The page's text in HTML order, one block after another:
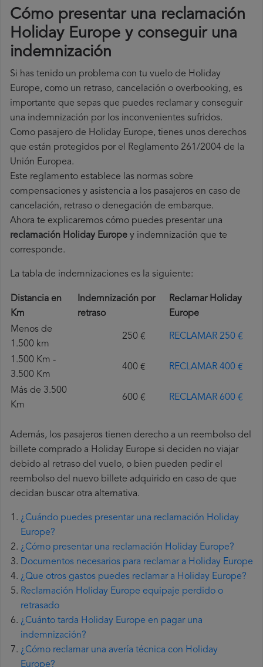
Cómo presentar una reclamación
Holiday Europe y conseguir una
indemnización
Si has tenido un problema con tu vuelo de Holiday
Europe, como un retraso, cancelación o overbooking, es
importante que sepas que puedes reclamar y conseguir
una indemnización por los inconvenientes sufridos.
Como pasajero de Holiday Europe, tienes unos derechos
que están protegidos por el Reglamento 261/2004 de la
Unión Europea.
Este reglamento establece las normas sobre
compensaciones y asistencia a los pasajeros en caso de
cancelación, retraso o denegación de embarque.
Ahora te explicaremos cómo puedes presentar una
reclamación Holiday Europe y indemnización que te
corresponde.
La tabla de indemnizaciones es la siguiente:
Distancia en
Km
Indemnización por
retraso
Reclamar Holiday
Europe
Menos de
1.500 km
250 € RECLAMAR 250 €
1.500 Km -
3.500 Km
400 € RECLAMAR 400 €
Más de 3.500
Km
600 € RECLAMAR 600 €
Además, los pasajeros tienen derecho a un reembolso del
billete comprado a Holiday Europe si deciden no viajar
debido al retraso del vuelo, o bien pueden pedir el
reembolso del nuevo billete adquirido en caso de que
decidan buscar otra alternativa.
¿Cuándo puedes presentar una reclamación Holiday
Europe?
¿Cómo presentar una reclamación Holiday Europe?
Documentos necesarios para reclamar a Holiday Europe
¿Que otros gastos puedes reclamar a Holiday Europe?
Reclamación Holiday Europe equipaje perdido o
retrasado
¿Cuánto tarda Holiday Europe en pagar una
indemnización?
¿Cómo reclamar una avería técnica con Holiday
Europe?